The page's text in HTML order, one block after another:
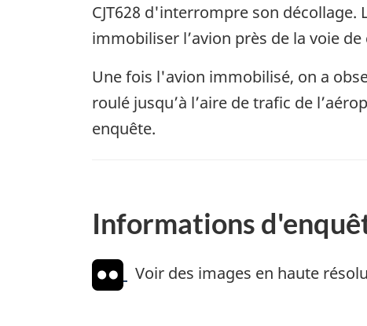
CJT628 d'interrompre son décollage.
immobiliser l’avion près de la voie
Une fois l'avion immobilisé, on a
roulé jusqu’à l’aire de trafic de
enquête.
Informations
Voir des images en haute